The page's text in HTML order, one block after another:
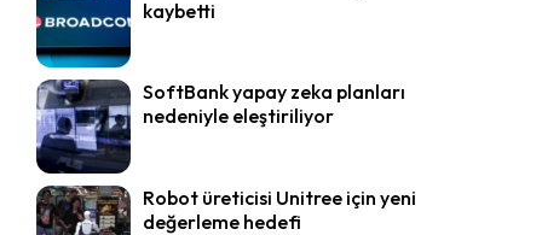
kaybetti
SoftBank yapay zeka planları
nedeniyle eleştiriliyor
Robot üreticisi Unitree için yeni
değerleme hedefi